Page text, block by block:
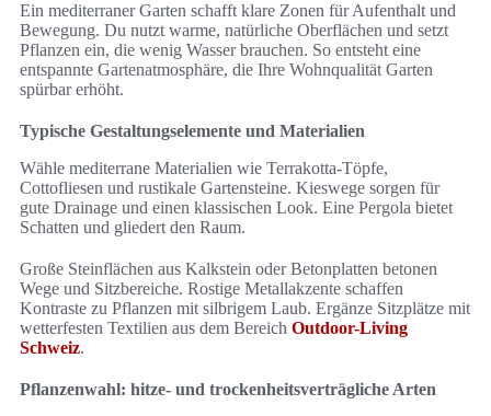
Ein mediterraner Garten schafft klare Zonen für Aufenthalt und
Bewegung. Du nutzt warme, natürliche Oberflächen und setzt
Pflanzen ein, die wenig Wasser brauchen. So entsteht eine
entspannte Gartenatmosphäre, die Ihre Wohnqualität Garten
spürbar erhöht.
Typische Gestaltungselemente und Materialien
Wähle mediterrane Materialien wie Terrakotta-Töpfe,
Cottofliesen und rustikale Gartensteine. Kieswege sorgen für
gute Drainage und einen klassischen Look. Eine Pergola bietet
Schatten und gliedert den Raum.
Große Steinflächen aus Kalkstein oder Betonplatten betonen
Wege und Sitzbereiche. Rostige Metallakzente schaffen
Kontraste zu Pflanzen mit silbrigem Laub. Ergänze Sitzplätze mit
wetterfesten Textilien aus dem Bereich Outdoor-Living
Schweiz.
Pflanzenwahl: hitze- und trockenheitsverträgliche Arten